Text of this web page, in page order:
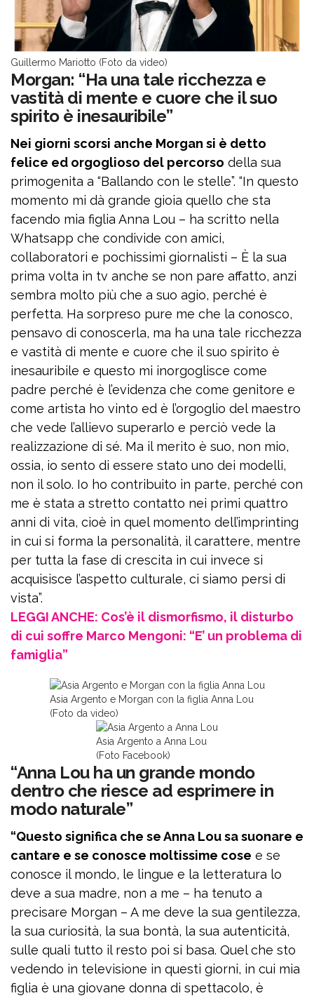
Guillermo Mariotto (Foto da video)
Morgan: “Ha una tale ricchezza e
vastità di mente e cuore che il suo
spirito è inesauribile”
Nei giorni scorsi anche Morgan si è detto
felice ed orgoglioso del percorso della sua
primogenita a “Ballando con le stelle”. “In questo
momento mi dà grande gioia quello che sta
facendo mia figlia Anna Lou – ha scritto nella
Whatsapp che condivide con amici,
collaboratori e pochissimi giornalisti – È la sua
prima volta in tv anche se non pare affatto, anzi
sembra molto più che a suo agio, perché è
perfetta. Ha sorpreso pure me che la conosco,
pensavo di conoscerla, ma ha una tale ricchezza
e vastità di mente e cuore che il suo spirito è
inesauribile e questo mi inorgoglisce come
padre perché è l’evidenza che come genitore e
come artista ho vinto ed è l’orgoglio del maestro
che vede l’allievo superarlo e perciò vede la
realizzazione di sé. Ma il merito è suo, non mio,
ossia, io sento di essere stato uno dei modelli,
non il solo. Io ho contribuito in parte, perché con
me è stata a stretto contatto nei primi quattro
anni di vita, cioè in quel momento dell’imprinting
in cui si forma la personalità, il carattere, mentre
per tutta la fase di crescita in cui invece si
acquisisce l’aspetto culturale, ci siamo persi di
vista”.
LEGGI ANCHE: Cos’è il dismorfismo, il disturbo
di cui soffre Marco Mengoni: “E’ un problema di
famiglia”
Asia Argento e Morgan con la figlia Anna Lou
(Foto da video)
Asia Argento a Anna Lou
(Foto Facebook)
“Anna Lou ha un grande mondo
dentro che riesce ad esprimere in
modo naturale”
“Questo significa che se Anna Lou sa suonare e
cantare e se conosce moltissime cose e se
conosce il mondo, le lingue e la letteratura lo
deve a sua madre, non a me – ha tenuto a
precisare Morgan – A me deve la sua gentilezza,
la sua curiosità, la sua bontà, la sua autenticità,
sulle quali tutto il resto poi si basa. Quel che sto
vedendo in televisione in questi giorni, in cui mia
figlia è una giovane donna di spettacolo, è